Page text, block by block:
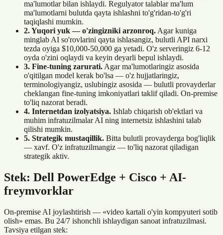
ma'lumotlar bilan ishlaydi. Regulyator talablar ma'lum
ma'lumotlarni bulutda qayta ishlashni to'g'ridan-to'g'ri
taqiqlashi mumkin.
2. Yuqori yuk — o'zingizniki arzonroq.Agar kuniga
minglab AI so'rovlarini qayta ishlasangiz, bulutli API narxi
tezda oyiga $10,000-50,000 ga yetadi. O'z serveringiz 6-12
oyda o'zini oqlaydi va keyin deyarli bepul ishlaydi.
3. Fine-tuning zarurati.Agar ma'lumotlaringiz asosida
o'qitilgan model kerak bo'lsa — o'z hujjatlaringiz,
terminologiyangiz, uslubingiz asosida — bulutli provayderlar
cheklangan fine-tuning imkoniyatlari taklif qiladi. On-premise
to'liq nazorat beradi.
4. Internetdan izolyatsiya. Ishlab chiqarish ob'ektlari va
muhim infratuzilmalar AI ning internetsiz ishlashini talab
qilishi mumkin.
5. Strategik mustaqillik. Bitta bulutli provayderga bog'liqlik
— xavf. O'z infratuzilmangiz — to'liq nazorat qiladigan
strategik aktiv.
Stek: Dell PowerEdge + Cisco + AI-
freymvorklar
On-premise AI joylashtirish — «video kartali o'yin kompyuteri sotib
olish» emas. Bu 24/7 ishonchli ishlaydigan sanoat infratuzilmasi.
Tavsiya etilgan stek: